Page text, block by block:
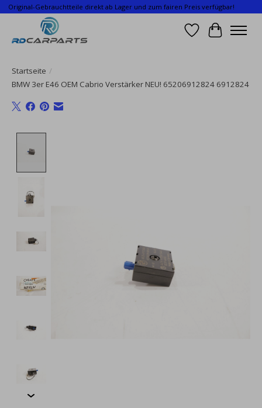
Original-Gebrauchtteile direkt ab Lager und zum fairen Preis verfügbar!
Wunschzettel
Ihr
Startseite /
BMW 3er E46 OEM Cabrio Verstärker NEU! 65206912824 6912824